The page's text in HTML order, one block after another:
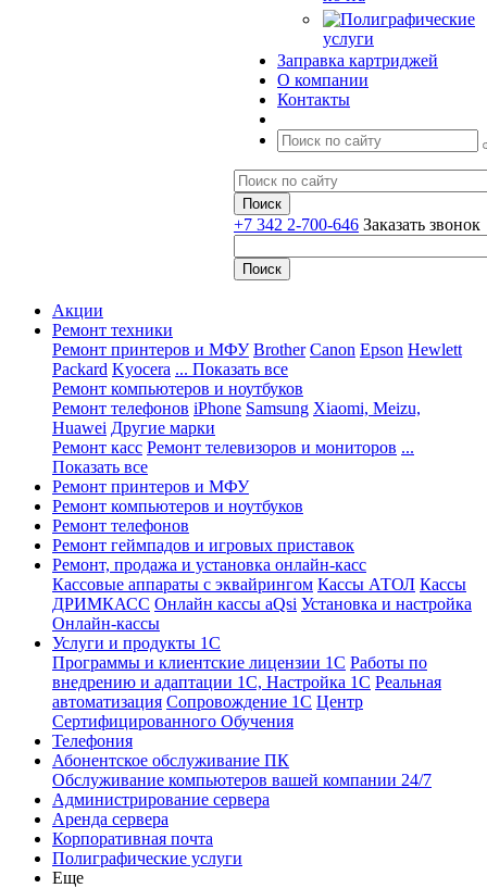
Заправка картриджей
О компании
Контакты
+7 342 2-700-646 Заказать звонок
Акции
Ремонт техники
Ремонт принтеров и МФУ Brother Canon Epson Hewlett
Packard Kyocera ... Показать все
Ремонт компьютеров и ноутбуков
Ремонт телефонов iPhone Samsung Xiaomi, Meizu,
Huawei Другие марки
Ремонт касс Ремонт телевизоров и мониторов ...
Показать все
Ремонт принтеров и МФУ
Ремонт компьютеров и ноутбуков
Ремонт телефонов
Ремонт геймпадов и игровых приставок
Ремонт, продажа и установка онлайн-касс
Кассовые аппараты с эквайрингом Кассы АТОЛ Кассы
ДРИМКАСС Онлайн кассы aQsi Установка и настройка
Онлайн-кассы
Услуги и продукты 1С
Программы и клиентские лицензии 1С Работы по
внедрению и адаптации 1С, Настройка 1С Реальная
автоматизация Сопровождение 1С Центр
Сертифицированного Обучения
Телефония
Абонентское обслуживание ПК
Обслуживание компьютеров вашей компании 24/7
Администрирование сервера
Аренда сервера
Корпоративная почта
Полиграфические услуги
Еще